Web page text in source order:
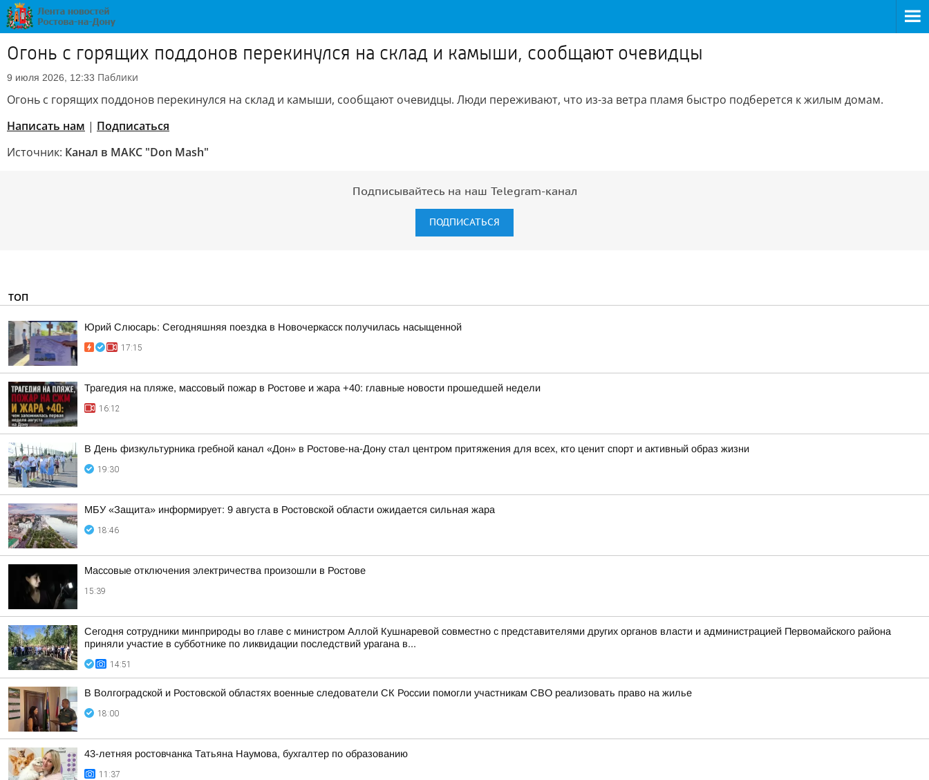
Огонь с горящих поддонов перекинулся на склад и камыши, сообщают очевидцы
9 июля 2026, 12:33 Паблики
Огонь с горящих поддонов перекинулся на склад и камыши, сообщают очевидцы. Люди переживают, что из-за ветра пламя быстро подберется к жилым домам.
Написать нам | Подписаться
Источник: Канал в МАКС "Don Mash"
Подписывайтесь на наш Telegram-канал
ПОДПИСАТЬСЯ
ТОП
Юрий Слюсарь: Сегодняшняя поездка в Новочеркасск получилась насыщенной
17:15
Трагедия на пляже, массовый пожар в Ростове и жара +40: главные новости прошедшей недели
16:12
В День физкультурника гребной канал «Дон» в Ростове-на-Дону стал центром притяжения для всех, кто ценит спорт и активный образ жизни
19:30
МБУ «Защита» информирует: 9 августа в Ростовской области ожидается сильная жара
18:46
Массовые отключения электричества произошли в Ростове
15:39
Сегодня сотрудники минприроды во главе с министром Аллой Кушнаревой совместно с представителями других органов власти и администрацией Первомайского района
приняли участие в субботнике по ликвидации последствий урагана в...
14:51
В Волгоградской и Ростовской областях военные следователи СК России помогли участникам СВО реализовать право на жилье
18:00
43-летняя ростовчанка Татьяна Наумова, бухгалтер по образованию
11:37